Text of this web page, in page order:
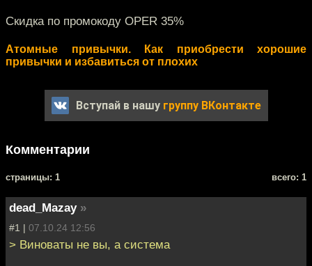
Скидка по промокоду OPER 35%
Атомные привычки. Как приобрести хорошие
привычки и избавиться от плохих
Вступай в нашу группу ВКонтакте
Комментарии
cтраницы: 1 всего: 1
dead_Mazay »
#1 | 07.10.24 12:56
> Виноваты не вы, а система